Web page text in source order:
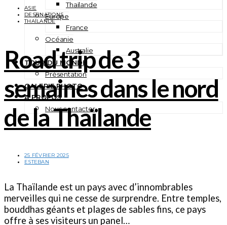
Thaïlande
Europe
France
Océanie
Australie
TOUR DU MONDE
Présentation
GALERIE PHOTO
A PROPOS
Nous contacter
ASIE
DESTINATIONS
THAÏLANDE
Road trip de 3
semaines dans le nord
de la Thaïlande
25 FÉVRIER 2025
ESTEBAN
La Thaïlande est un pays avec d’innombrables
merveilles qui ne cesse de surprendre. Entre temples,
bouddhas géants et plages de sables fins, ce pays
offre à ses visiteurs un panel…